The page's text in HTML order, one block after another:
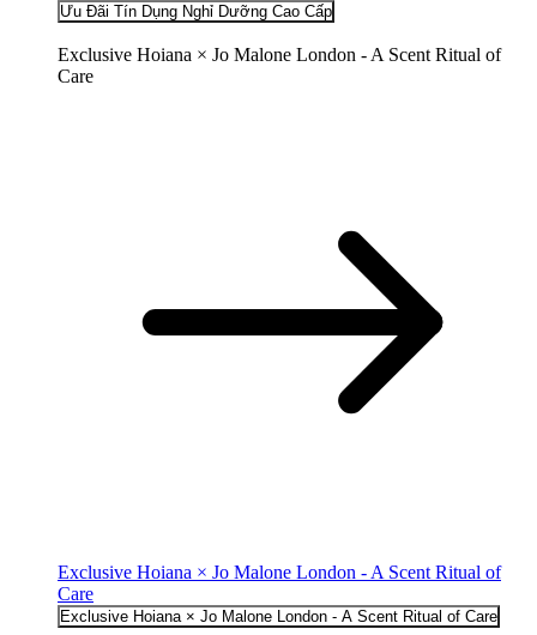
Ưu Đãi Tín Dụng Nghỉ Dưỡng Cao Cấp
Exclusive Hoiana × Jo Malone London - A Scent Ritual of
Care
Exclusive Hoiana × Jo Malone London - A Scent Ritual of
Care
Exclusive Hoiana × Jo Malone London - A Scent Ritual of Care